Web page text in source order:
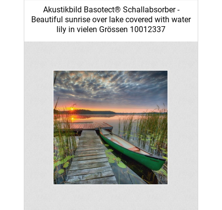
Akustikbild Basotect® Schallabsorber -
Beautiful sunrise over lake covered with water
lily in vielen Grössen 10012337